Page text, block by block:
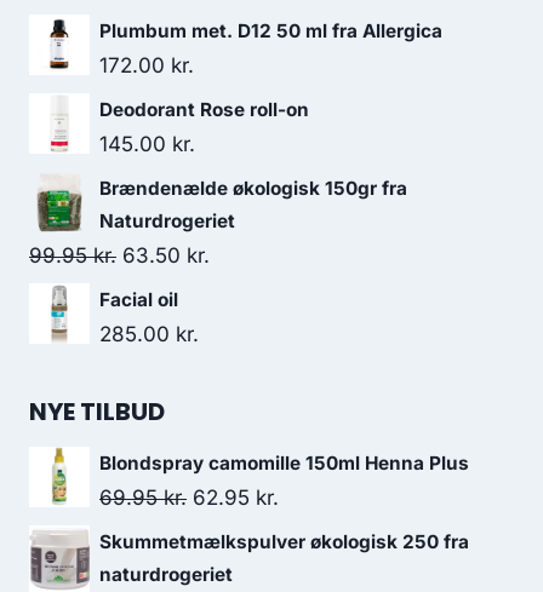
Plumbum met. D12 50 ml fra Allergica
172.00 kr.
Deodorant Rose roll-on
145.00 kr.
Brændenælde økologisk 150gr fra
Naturdrogeriet
99.95kr. Den
oprindelige
pris
99.95 kr..
63.50 kr.
Facial oil
285.00 kr.
NYE TILBUD
Blondspray camomille 150ml Henna Plus
69.95kr. Den
oprindelige
pris
62.95 kr.
aktuelle
Skummetmælkspulver økologisk 250 fra
naturdrogeriet